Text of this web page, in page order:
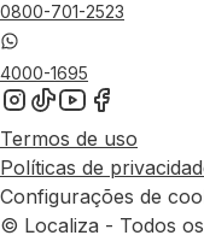
0800-701-2523
4000-1695
Termos de uso
Políticas de
Configurações de
© Localiza - Todos